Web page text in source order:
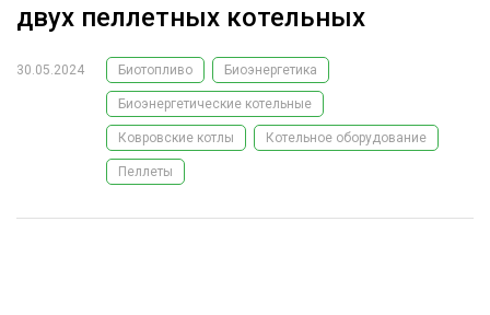
ЛЕСНОЕ ХОЗЯЙСТВО
ЛЕСОЗАГОТОВКА
ЭКСПЕРТНОЕ МНЕНИЕ
двух пеллетных котельных
30.05.2024 Биотопливо Биоэнергетика
Биоэнергетические котельные
Ковровские котлы Котельное оборудование
Пеллеты